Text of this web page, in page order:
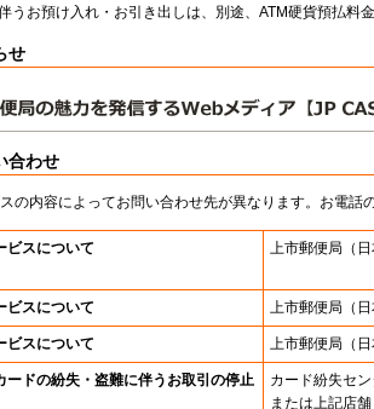
うお預け入れ・お引き出しは、別途、ATM硬貨預払料
せ
合わせ
の内容によってお問い合わせ先が異なります。お電話
ビスについて 上市郵便局 （
ビスについて 上市郵便局 （
ビスについて 上市郵便局 （
ードの紛失・盗難に伴うお取引の停止
カード紛失セ
または上記店舗